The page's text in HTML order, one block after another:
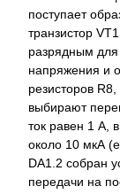
поступает
транзистор
разрядным для
напряжения и
резисторов
выбирают
ток равен 1 А,
около 10 мкА
DA1.2 собран
передачи на